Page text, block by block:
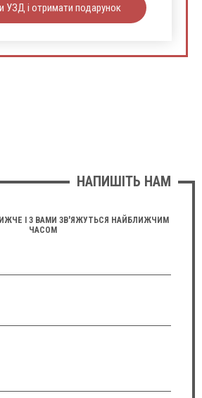
УЗД і отримати подарунок
НАПИШІТЬ НАМ
І З ВАМИ ЗВ'ЯЖУТЬСЯ НАЙБЛИЖЧИМ
ЧАСОМ